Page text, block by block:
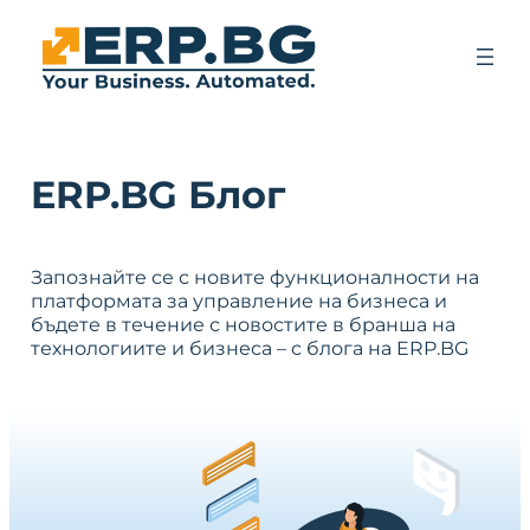
ERP.BG Блог
Запознайте се с новите функционалности на
платформата за управление на бизнеса и
бъдете в течение с новостите в бранша на
технологиите и бизнеса – с блога на ERP.BG